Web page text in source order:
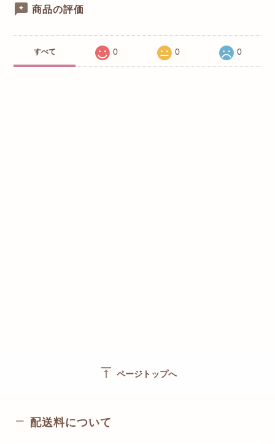
商品の評価
すべて 0 0 0
vertical_align_top ページトップへ
配送料について